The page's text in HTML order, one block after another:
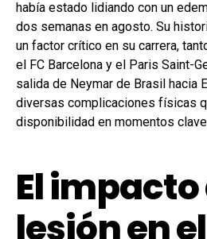
había estado lidiando con un
dos semanas en agosto. Su
un factor crítico en su carrera,
el FC Barcelona y el Paris Saint-
salida de Neymar de Brasil hacia
diversas complicaciones físicas
disponibilidad en momentos
El impacto
lesión en